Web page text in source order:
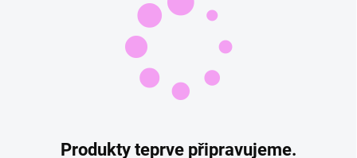
Produkty teprve připravujeme.